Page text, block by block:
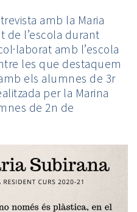
amb la Maria
de l’escola durant
amb l’escola
les que destaquem
els alumnes de 3r
per la Marina
de 2n de